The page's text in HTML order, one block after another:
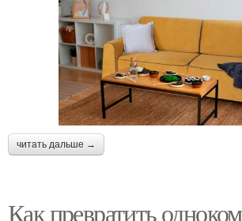
читать дальше →
Как превратить